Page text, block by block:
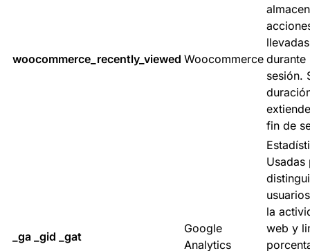
woocommerce_recently_viewed Woocommerce durante
sesión.
fin de
_ga _gid _gat
Google
Analytics
Usadas
la
web y